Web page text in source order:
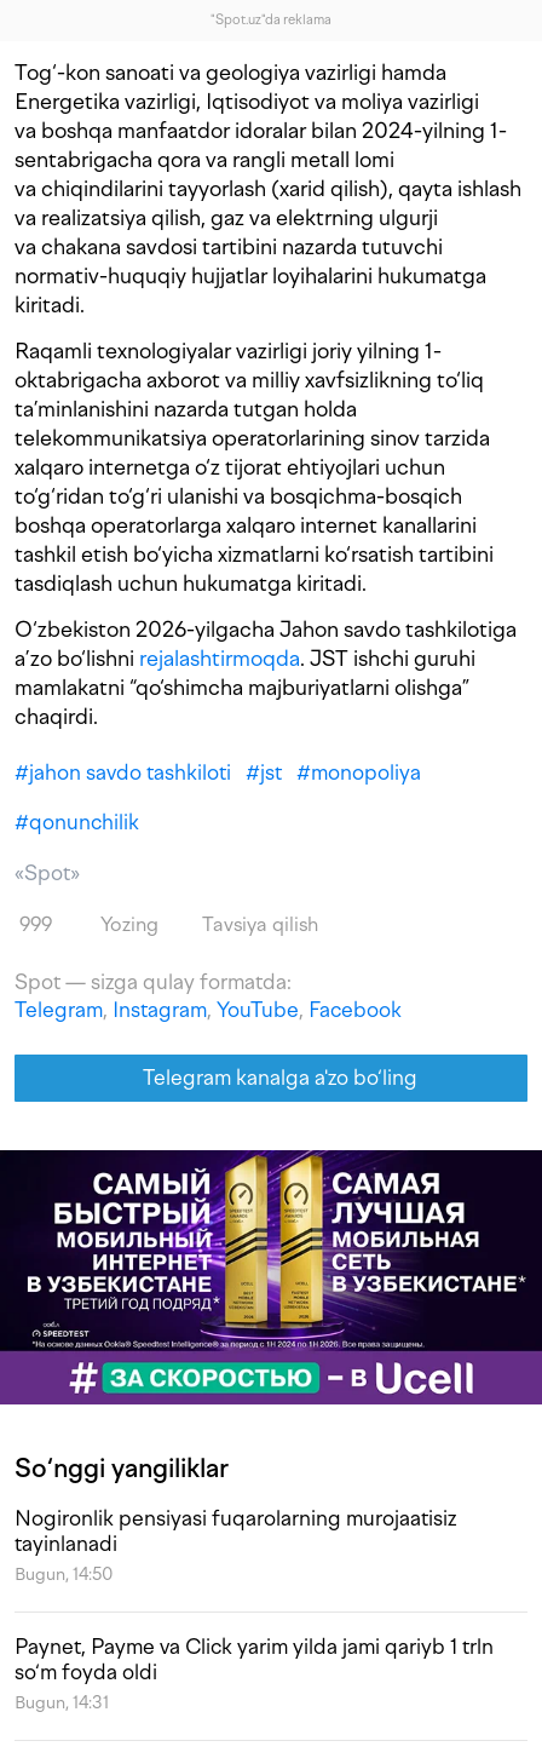
"Spot.uz"da reklama
Tog‘-kon sanoati va geologiya vazirligi hamda
Energetika vazirligi, Iqtisodiyot va moliya vazirligi
va boshqa manfaatdor idoralar bilan 2024-yilning 1-
sentabrigacha qora va rangli metall lomi
va chiqindilarini tayyorlash (xarid qilish), qayta ishlash
va realizatsiya qilish, gaz va elektrning ulgurji
va chakana savdosi tartibini nazarda tutuvchi
normativ-huquqiy hujjatlar loyihalarini hukumatga
kiritadi.
Raqamli texnologiyalar vazirligi joriy yilning 1-
oktabrigacha axborot va milliy xavfsizlikning to‘liq
ta’minlanishini nazarda tutgan holda
telekommunikatsiya operatorlarining sinov tarzida
xalqaro internetga o‘z tijorat ehtiyojlari uchun
to‘g‘ridan to‘g‘ri ulanishi va bosqichma-bosqich
boshqa operatorlarga xalqaro internet kanallarini
tashkil etish bo‘yicha xizmatlarni ko‘rsatish tartibini
tasdiqlash uchun hukumatga kiritadi.
O‘zbekiston 2026-yilgacha Jahon savdo tashkilotiga
a’zo bo‘lishni rejalashtirmoqda. JST ishchi guruhi
mamlakatni “qo‘shimcha majburiyatlarni olishga”
chaqirdi.
#jahon savdo tashkiloti #jst #monopoliya
#qonunchilik
«Spot»
999 Yozing Tavsiya qilish
Spot — sizga qulay formatda:
Telegram, Instagram, YouTube, Facebook
Telegram kanalga a'zo bo‘ling
So‘nggi yangiliklar
Nogironlik pensiyasi fuqarolarning murojaatisiz
tayinlanadi
Bugun, 14:50
Paynet, Payme va Click yarim yilda jami qariyb 1 trln
so‘m foyda oldi
Bugun, 14:31